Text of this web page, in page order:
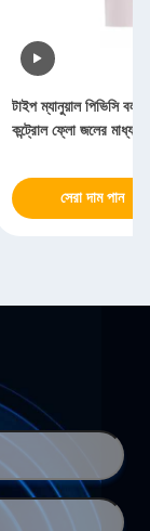
টাইপ ম্যানুয়াল পিভিসি
কন্ট্রোল ফ্লো জলের
সেরা দাম পান